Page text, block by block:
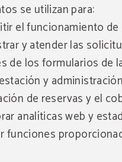
se utilizan para:
el funcionamiento de
y atender las
de los formularios de
y
de reservas y el
analíticas web y
funciones